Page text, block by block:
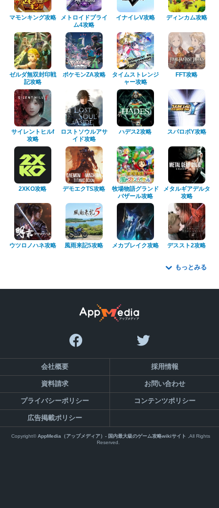
マモンキング攻略
メトロイドプライ
ム4攻略
イナイレV攻略 ディンカム攻略
ゼルダ無双封印戦
記攻略
ポケモンZA攻略
タイムストレンジ
ャー攻略
FFT攻略
サイレントヒルf
攻略
ロストソウルアサ
イド攻略
ハデス2攻略 スパロボY攻略
2XKO攻略 デモエクTS攻略
牧場物語グランド
バザール攻略
メタルギアデルタ
攻略
ウツロノハネ攻略 風雨来記5攻略 メカブレイク攻略 デススト2攻略
もっとみる
会社概要 採用情報
資料請求 お問い合わせ
プライバシーポリシー コンテンツポリシー
広告掲載ポリシー
Copyright©AppMedia（アップメディア）- 国内最大級のゲーム攻略wikiサイト
,All Rights
Reserved.